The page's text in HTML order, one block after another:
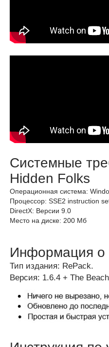
Системные
Hidden Folks
Операционная система:
Процессор: SSE2 instruction
DirectX: Версии 9.0
Место на диске: 200 Мб
Информация о
Тип издания: RePack.
Версия: 1.6.4 + The